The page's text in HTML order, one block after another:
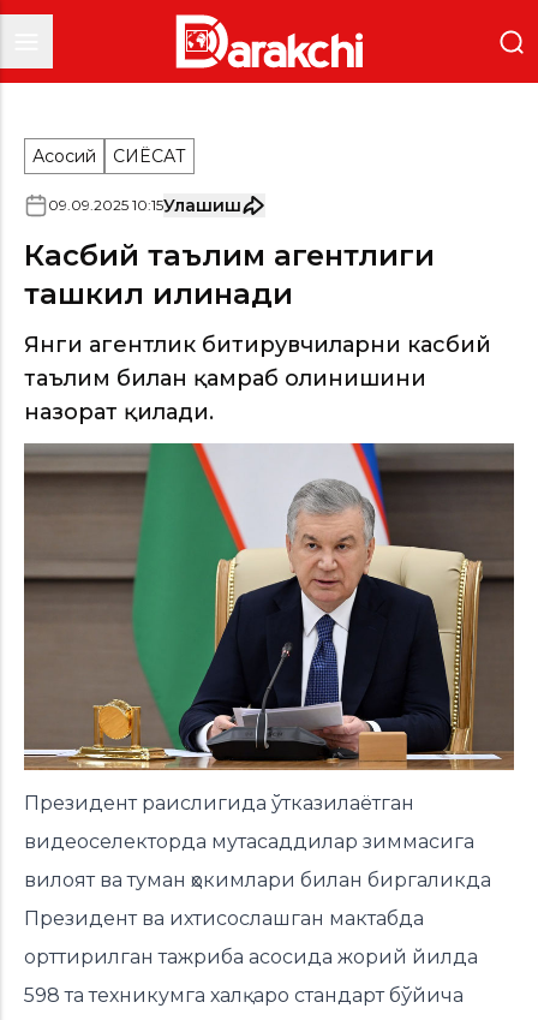
Асосий СИËСАТ
09.09.2025 10:15Улашиш
Касбий таълим агентлиги
ташкил қилинади
Янги агентлик битирувчиларни касбий
таълим билан қамраб олинишини
назорат қилади.
Президент раислигида ўтказилаётган
видеоселекторда мутасаддилар зиммасига
вилоят ва туман ҳокимлари билан биргаликда
Президент ва ихтисослашган мактабда
орттирилган тажриба асосида жорий йилда
598 та техникумга халқаро стандарт бўйича